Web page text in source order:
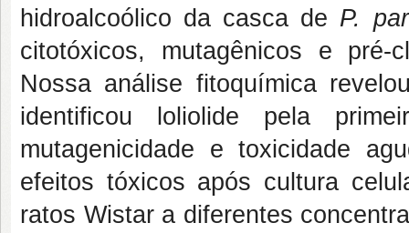
hidroalcoólico da casca de P.
citotóxicos, mutagênicos e
Nossa análise fitoquímica
identificou loliolide pela
mutagenicidade e toxicidade
efeitos tóxicos após cultura
ratos Wistar a diferentes